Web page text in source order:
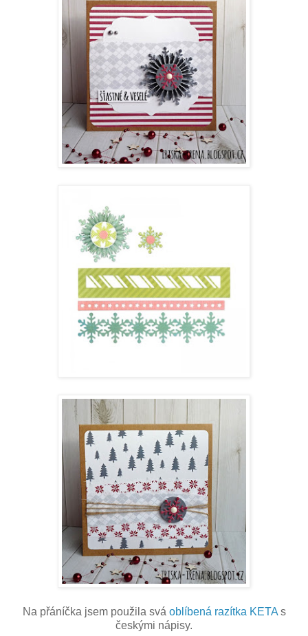
Na přáníčka jsem použila svá oblíbená razítka KETA s
českými nápisy.